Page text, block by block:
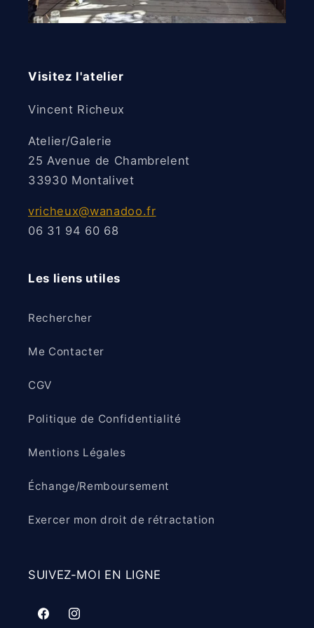
Visitez l'atelier
Vincent Richeux
Atelier/Galerie
25 Avenue de Chambrelent
33930 Montalivet
vricheux@wanadoo.fr
06 31 94 60 68
Les liens utiles
Rechercher
Me Contacter
CGV
Politique de Confidentialité
Mentions Légales
Échange/Remboursement
Exercer mon droit de rétractation
SUIVEZ-MOI EN LIGNE
FacebookInstagram